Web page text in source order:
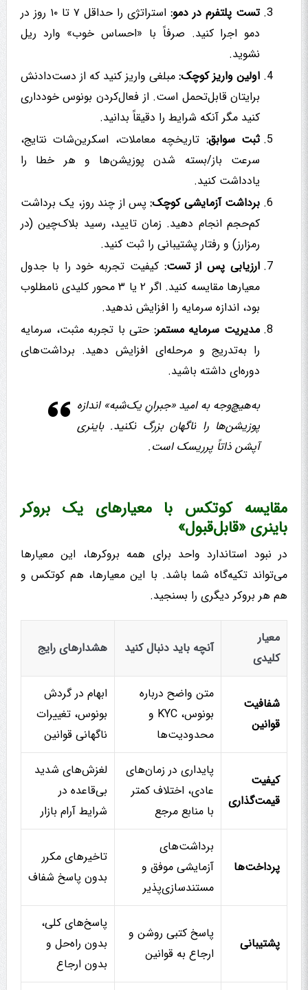
تست پلتفرم در دمو:
استراتژی را حداقل ۷ تا ۱۰ روز در
دمو اجرا کنید. صرفاً با «احساس خوب» وارد ریل
نشوید.
اولین واریز کوچک:مبلغی واریز کنید که از دست‌دادنش
برایتان قابل‌تحمل است. از فعال‌کردن بونوس خودداری
کنید مگر آنکه شرایط را دقیقاً بدانید.
ثبت سوابق: تاریخچه معاملات، اسکرین‌شات نتایج،
سرعت باز/بسته شدن پوزیشن‌ها و هر خطا را
یادداشت کنید.
برداشت آزمایشی کوچک:پس از چند روز، یک برداشت
کم‌حجم انجام دهید. زمان تایید، رسید بلاک‌چین (در
رمزارز) و رفتار پشتیبانی را ثبت کنید.
ارزیابی پس از تست: کیفیت تجربه خود را با جدول
معیارها مقایسه کنید. اگر ۲ یا ۳ محور کلیدی نامطلوب
بود، اندازه سرمایه را افزایش ندهید.
مدیریت سرمایه مستمر: حتی با تجربه مثبت، سرمایه
را به‌تدریج و مرحله‌ای افزایش دهید. برداشت‌های
دوره‌ای داشته باشید.
به‌هیچ‌وجه به امید «جبرانِ یک‌شبه» اندازه
پوزیشن‌ها را ناگهان بزرگ نکنید. باینری
آپشن ذاتاً پرریسک است.
مقایسه کوتکس با معیارهای یک بروکر
باینری «قابل‌قبول»
در نبود استاندارد واحد برای همه بروکرها، این معیارها
می‌تواند تکیه‌گاه شما باشد. با این معیارها، هم کوتکس و
هم هر بروکر دیگری را بسنجید.
معیار
کلیدی
آنچه باید دنبال کنید هشدارهای رایج
شفافیت
قوانین
متن واضح درباره
بونوس، KYC و
محدودیت‌ها
ابهام در گردش
بونوس، تغییرات
ناگهانی قوانین
کیفیت
قیمت‌گذاری
پایداری در زمان‌های
عادی، اختلاف کمتر
با منابع مرجع
لغزش‌های شدید
بی‌قاعده در
شرایط آرام بازار
پرداخت‌ها
برداشت‌های
آزمایشی موفق و
مستندسازی‌پذیر
تاخیرهای مکرر
بدون پاسخ شفاف
پشتیبانی
پاسخ کتبی روشن و
ارجاع به قوانین
پاسخ‌های کلی،
بدون راه‌حل و
بدون ارجاع